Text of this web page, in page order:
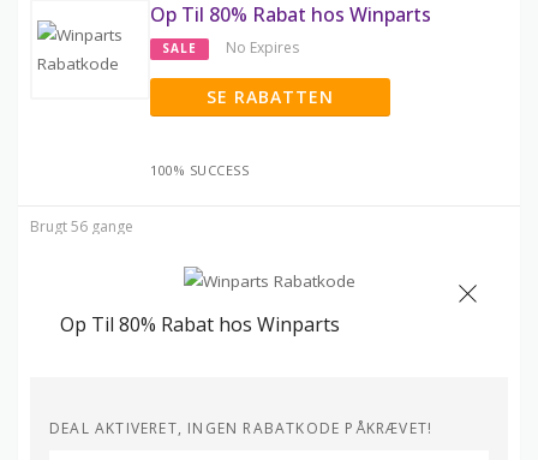
Op Til 80% Rabat hos Winparts
SALE No Expires
SE RABATTEN
100% SUCCESS
Brugt 56 gange
Op Til 80% Rabat hos Winparts
DEAL AKTIVERET, INGEN RABATKODE PÅKRÆVET!